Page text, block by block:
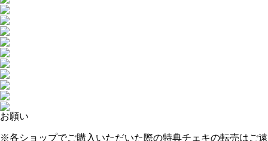
お願い
※各ショップでご購入いただいた際の特典チェ